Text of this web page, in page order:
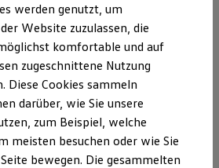
für Gebrauchtwagen
Gebrauchtwagen
Aktionsangebot
werden genutzt, um
Website zuzulassen, die
komfortable und auf
zugeschnittene Nutzung
Diese Cookies sammeln
darüber, wie Sie unsere
zum Beispiel, welche
meisten besuchen oder wie Sie
bewegen. Die gesammelten